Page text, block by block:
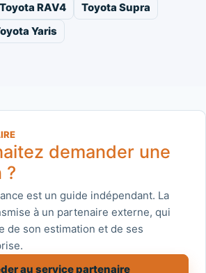
Toyota RAV4
Toyota Supra
Yaris
demander une
?
est un guide indépendant. La
à un partenaire externe, qui
de son estimation et de ses
au service partenaire